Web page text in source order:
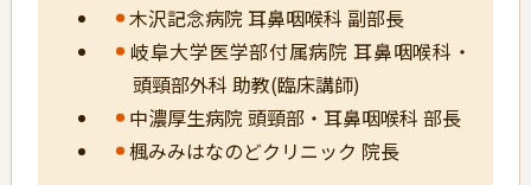
木沢記念病院 耳鼻咽喉科 副部長
岐阜大学医学部付属病院 耳鼻咽喉科・
頭頸部外科 助教(臨床講師)
中濃厚生病院 頭頸部・耳鼻咽喉科 部長
楓みみはなのどクリニック 院長